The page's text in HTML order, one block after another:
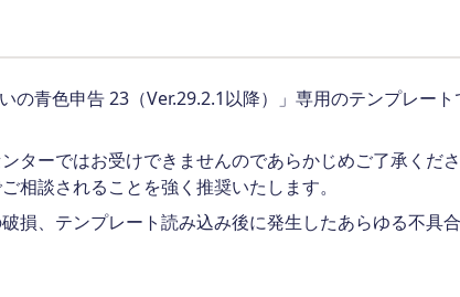
の青色申告 23（Ver.29.2.1以降）」専用のテンプレー
ターではお受けできませんのであらかじめご了承くだ
相談されることを強く推奨いたします。
損、テンプレート読み込み後に発生したあらゆる不具